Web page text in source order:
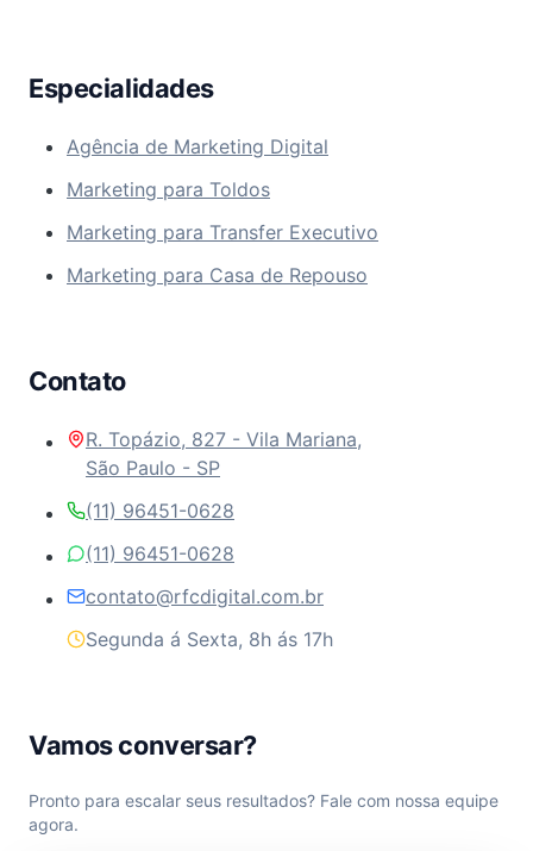
Especialidades
Agência de Marketing Digital
Marketing para Toldos
Marketing para Transfer Executivo
Marketing para Casa de Repouso
Contato
R. Topázio, 827 - Vila Mariana,
São Paulo - SP
(11) 96451-0628
(11) 96451-0628
contato@rfcdigital.com.br
Segunda á Sexta, 8h ás 17h
Vamos conversar?
Pronto para escalar seus resultados? Fale com nossa equipe
agora.